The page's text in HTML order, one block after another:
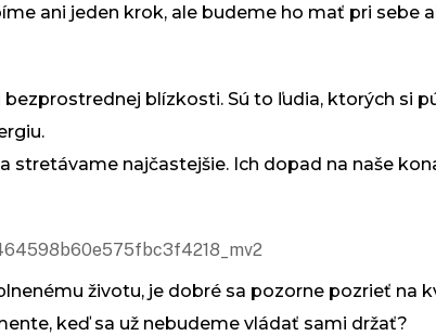
ani jeden krok, ale budeme ho mať pri sebe
blízkosti. Sú to ľudia, ktorých si
najčastejšie. Ich dopad na naše
životu, je dobré sa pozorne pozrieť na
keď sa už nebudeme vládať sami držať?